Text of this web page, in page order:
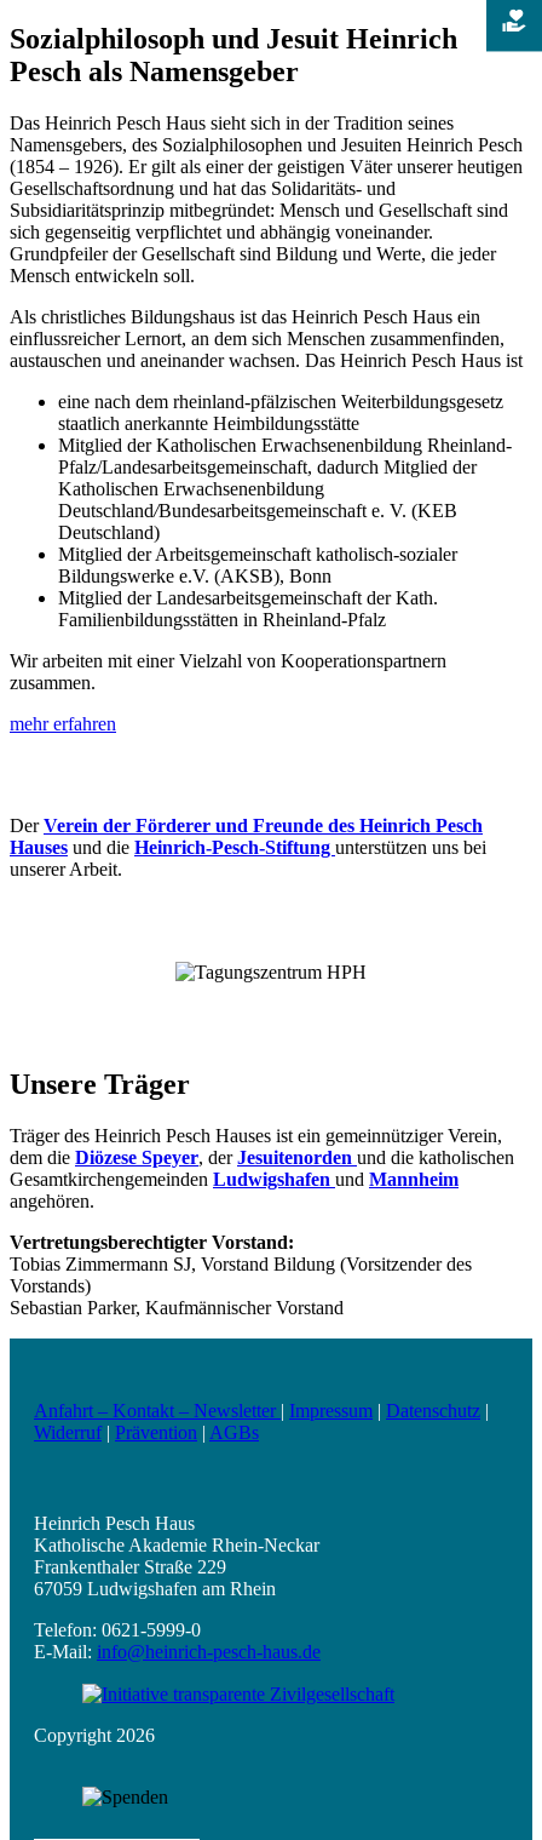
Sozialphilosoph und Jesuit Heinrich
Pesch als Namensgeber
Das Heinrich Pesch Haus sieht sich in der Tradition seines
Namensgebers, des Sozialphilosophen und Jesuiten Heinrich Pesch
(1854 – 1926). Er gilt als einer der geistigen Väter unserer heutigen
Gesellschaftsordnung und hat das Solidaritäts- und
Subsidiaritätsprinzip mitbegründet: Mensch und Gesellschaft sind
sich gegenseitig verpflichtet und abhängig voneinander.
Grundpfeiler der Gesellschaft sind Bildung und Werte, die jeder
Mensch entwickeln soll.
Als christliches Bildungshaus ist das Heinrich Pesch Haus ein
einflussreicher Lernort, an dem sich Menschen zusammenfinden,
austauschen und aneinander wachsen. Das Heinrich Pesch Haus ist
eine nach dem rheinland-pfälzischen Weiterbildungsgesetz
staatlich anerkannte Heimbildungsstätte
Mitglied der Katholischen Erwachsenenbildung Rheinland-
Pfalz/Landesarbeitsgemeinschaft, dadurch Mitglied der
Katholischen Erwachsenenbildung
Deutschland/Bundesarbeitsgemeinschaft e. V. (KEB
Deutschland)
Mitglied der Arbeitsgemeinschaft katholisch-sozialer
Bildungswerke e.V. (AKSB), Bonn
Mitglied der Landesarbeitsgemeinschaft der Kath.
Familienbildungsstätten in Rheinland-Pfalz
Wir arbeiten mit einer Vielzahl von Kooperationspartnern
zusammen.
mehr erfahren
DerVerein der Förderer und Freunde des Heinrich Pesch
Hauses und die Heinrich-Pesch-Stiftung unterstützen uns bei
unserer Arbeit.
Unsere Träger
Träger des Heinrich Pesch Hauses ist ein gemeinnütziger Verein,
dem die Diözese Speyer, derJesuitenorden und die katholischen
Gesamtkirchengemeinden Ludwigshafen und Mannheim
angehören.
Vertretungsberechtigter Vorstand:
Tobias Zimmermann SJ, Vorstand Bildung (Vorsitzender des
Vorstands)
Sebastian Parker, Kaufmännischer Vorstand
Anfahrt – Kontakt – Newsletter | Impressum | Datenschutz |
Widerruf| Prävention | AGBs
Heinrich Pesch Haus
Katholische Akademie Rhein-Neckar
Frankenthaler Straße 229
67059 Ludwigshafen am Rhein
Telefon: 0621-5999-0
E-Mail: info@heinrich-pesch-haus.de
Copyright 2026